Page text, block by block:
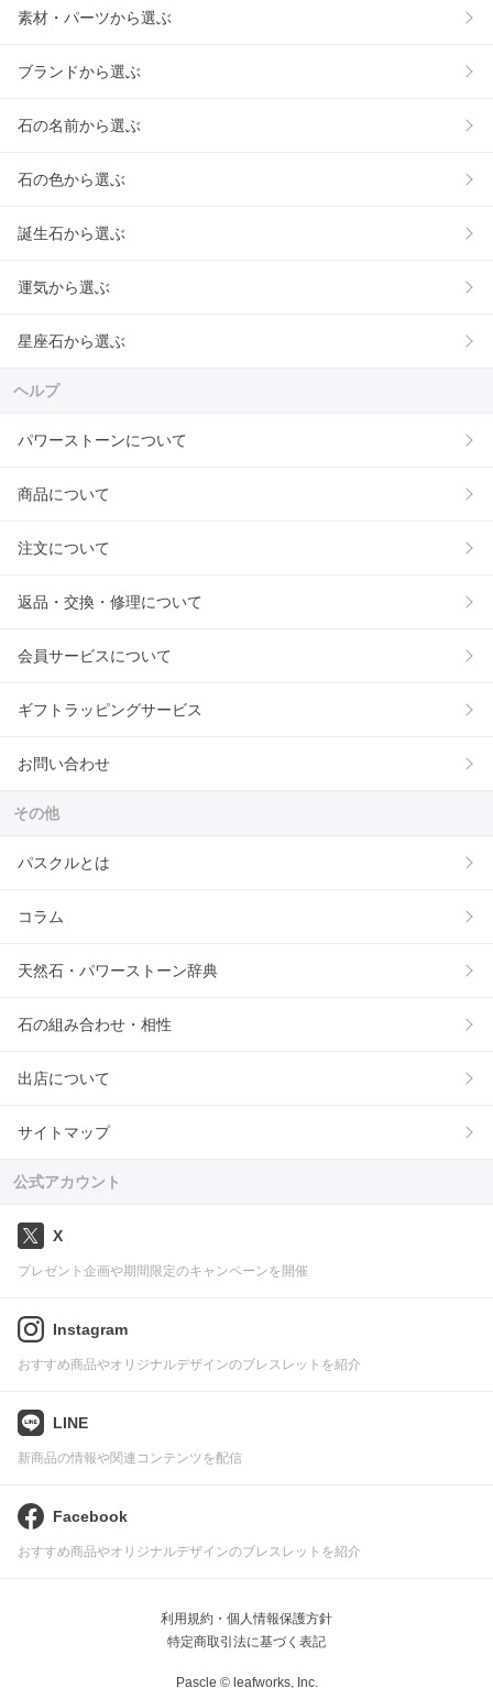
素材・パーツから選ぶ
ブランドから選ぶ
石の名前から選ぶ
石の色から選ぶ
誕生石から選ぶ
運気から選ぶ
星座石から選ぶ
ヘルプ
パワーストーンについて
商品について
注文について
返品・交換・修理について
会員サービスについて
ギフトラッピングサービス
お問い合わせ
その他
パスクルとは
コラム
天然石・パワーストーン辞典
石の組み合わせ・相性
出店について
サイトマップ
公式アカウント
X
プレゼント企画や期間限定のキャンペーンを開催
Instagram
おすすめ商品やオリジナルデザインのブレスレットを紹介
LINE
新商品の情報や関連コンテンツを配信
Facebook
おすすめ商品やオリジナルデザインのブレスレットを紹介
利用規約・個人情報保護方針
特定商取引法に基づく表記
Pascle © leafworks, Inc.